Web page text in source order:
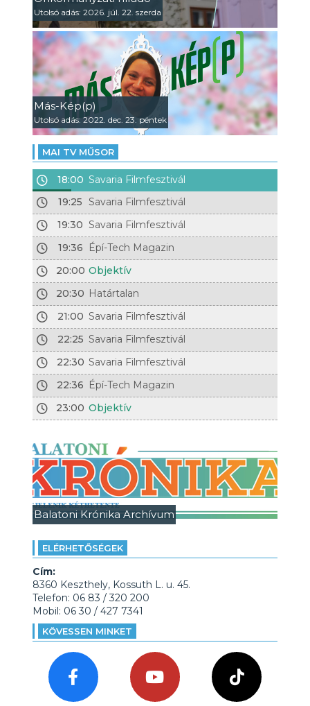
Utolsó adás: 2026. júl. 22. szerda
Más-Kép(p)
Utolsó adás: 2022. dec. 23. péntek
MAI TV MŰSOR
18:00 Savaria Filmfesztivál
19:25
Savaria Filmfesztivál
19:30 Savaria Filmfesztivál
19:36
Épí-Tech Magazin
20:00 Objektív
20:30 Határtalan
21:00 Savaria Filmfesztivál
22:25 Savaria Filmfesztivál
22:30 Savaria Filmfesztivál
22:36 Épí-Tech Magazin
23:00 Objektív
Balatoni Krónika Archívum
ELÉRHETŐSÉGEK
Cím:
8360 Keszthely, Kossuth L. u. 45.
Telefon: 06 83 / 320 200
Mobil: 06 30 / 427 7341
KÖVESSEN MINKET